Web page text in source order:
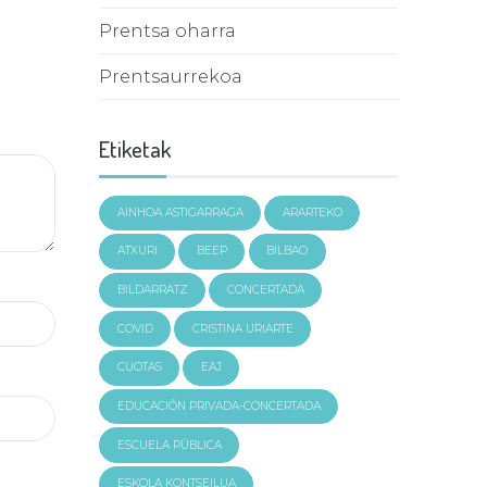
Prentsa oharra
Prentsaurrekoa
Etiketak
AINHOA ASTIGARRAGA ARARTEKO
ATXURI BEEP BILBAO
BILDARRATZ CONCERTADA
COVID CRISTINA URIARTE
CUOTAS EAJ
EDUCACIÓN PRIVADA-CONCERTADA
ESCUELA PÚBLICA
ESKOLA KONTSEILUA